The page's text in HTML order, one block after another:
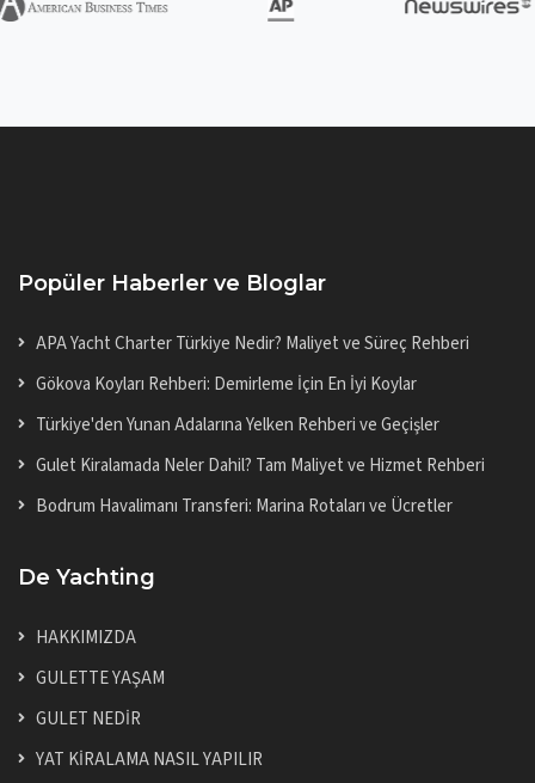
Popüler Haberler ve Bloglar
APA Yacht Charter Türkiye Nedir? Maliyet ve Süreç Rehberi
Gökova Koyları Rehberi: Demirleme İçin En İyi Koylar
Türkiye'den Yunan Adalarına Yelken Rehberi ve Geçişler
Gulet Kiralamada Neler Dahil? Tam Maliyet ve Hizmet Rehberi
Bodrum Havalimanı Transferi: Marina Rotaları ve Ücretler
De Yachting
HAKKIMIZDA
GULETTE YAŞAM
GULET NEDİR
YAT KİRALAMA NASIL YAPILIR